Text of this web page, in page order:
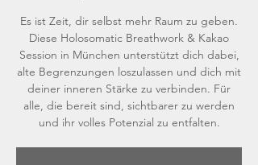
Es ist Zeit, dir selbst mehr Raum zu geben.
Diese Holosomatic Breathwork & Kakao
Session in München unterstützt dich dabei,
alte Begrenzungen loszulassen und dich mit
deiner inneren Stärke zu verbinden. Für
alle, die bereit sind, sichtbarer zu werden
und ihr volles Potenzial zu entfalten.